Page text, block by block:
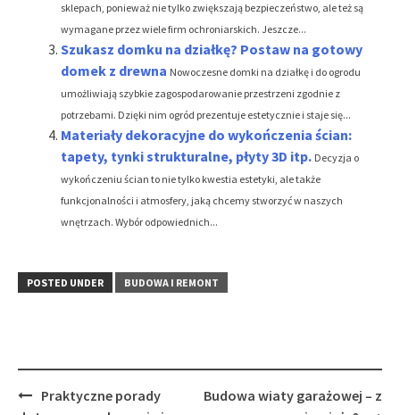
sklepach, ponieważ nie tylko zwiększają bezpieczeństwo, ale też są
wymagane przez wiele firm ochroniarskich. Jeszcze...
Szukasz domku na działkę? Postaw na gotowy
domek z drewna Nowoczesne domki na działkę i do ogrodu
umożliwiają szybkie zagospodarowanie przestrzeni zgodnie z
potrzebami. Dzięki nim ogród prezentuje estetycznie i staje się...
Materiały dekoracyjne do wykończenia ścian:
tapety, tynki strukturalne, płyty 3D itp. Decyzja o
wykończeniu ścian to nie tylko kwestia estetyki, ale także
funkcjonalności i atmosfery, jaką chcemy stworzyć w naszych
wnętrzach. Wybór odpowiednich...
POSTED UNDER BUDOWA I REMONT
PostPraktyczne porady
Budowa wiaty garażowej – z